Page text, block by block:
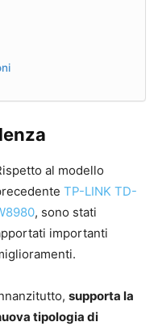
al modello
TP-LINK TD-
, sono stati
importanti
supporta la
tipologia di